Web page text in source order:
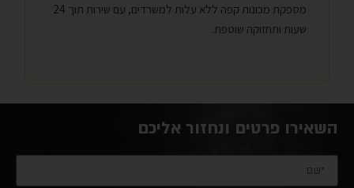
מספקת מכונות קפה ללא עלות למשרדים, עם שירות תוך 24
שעות ותחזוקה שוטפת.
השאירו פרטים ונחזור אליכם